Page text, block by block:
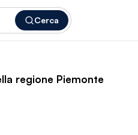
Cerca
regione Piemonte